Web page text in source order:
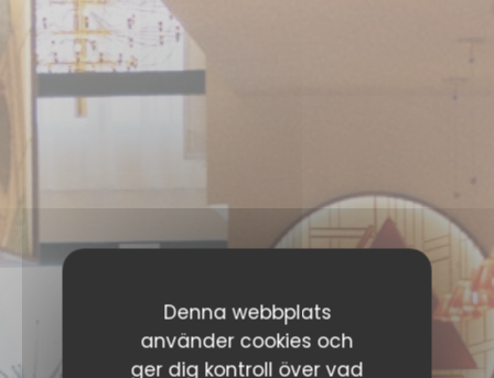
Denna webbplats
använder cookies och
ger dig kontroll över vad